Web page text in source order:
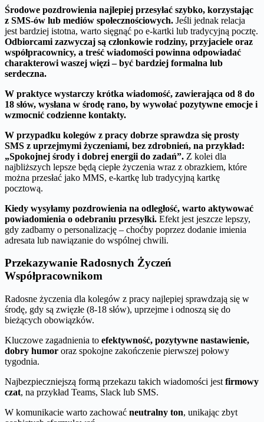
Środowe pozdrowienia najlepiej przesyłać szybko, korzystając
z SMS-ów lub mediów społecznościowych. Jeśli jednak relacja
jest bardziej istotna, warto sięgnąć po e-kartki lub tradycyjną pocztę.
Odbiorcami zazwyczaj są członkowie rodziny, przyjaciele oraz
współpracownicy, a treść wiadomości powinna odpowiadać
charakterowi waszej więzi – być bardziej formalna lub
serdeczna.
W praktyce wystarczy krótka wiadomość, zawierająca od 8 do
18 słów, wysłana w środę rano, by wywołać pozytywne emocje i
wzmocnić codzienne kontakty.
W przypadku kolegów z pracy dobrze sprawdza się prosty
SMS z uprzejmymi życzeniami, bez zdrobnień, na przykład:
„Spokojnej środy i dobrej energii do zadań”. Z kolei dla
najbliższych lepsze będą ciepłe życzenia wraz z obrazkiem, które
można przesłać jako MMS, e-kartkę lub tradycyjną kartkę
pocztową.
Kiedy wysyłamy pozdrowienia na odległość, warto aktywować
powiadomienia o odebraniu przesyłki. Efekt jest jeszcze lepszy,
gdy zadbamy o personalizację – choćby poprzez dodanie imienia
adresata lub nawiązanie do wspólnej chwili.
Przekazywanie Radosnych Życzeń
Współpracownikom
Radosne życzenia dla kolegów z pracy najlepiej sprawdzają się w
środę, gdy są zwięzłe (8-18 słów), uprzejme i odnoszą się do
bieżących obowiązków.
Kluczowe zagadnienia to efektywność, pozytywne nastawienie,
dobry humor oraz spokojne zakończenie pierwszej połowy
tygodnia.
Najbezpieczniejszą formą przekazu takich wiadomości jest firmowy
czat, na przykład Teams, Slack lub SMS.
W komunikacie warto zachować neutralny ton, unikając zbyt